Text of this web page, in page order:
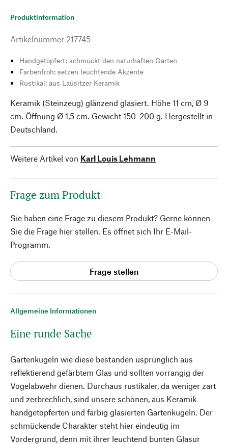
Allgemeine Informationen
Eine runde Sache
Gartenkugeln wie diese bestanden usprünglich aus
reflektierend gefärbtem Glas und sollten vorrangig der
Vogelabwehr dienen. Durchaus rustikaler, da weniger zart
und zerbrechlich, sind unsere schönen, aus Keramik
handgetöpferten und farbig glasierten Gartenkugeln. Der
schmückende Charakter steht hier eindeutig im
Vordergrund, denn mit ihrer leuchtend bunten Glasur
Produktinformation
Artikelnummer 217745
Handgetöpfert: schmückt den naturhaften Garten
Farbenfroh: setzen leuchtende Akzente
Rustikal: aus Lausitzer Keramik
Keramik (Steinzeug) glänzend glasiert. Höhe 11 cm, Ø 9
cm. Öffnung Ø 1,5 cm. Gewicht 150–200 g. Hergestellt in
Deutschland.
Weitere Artikel von Karl Louis Lehmann
Frage zum Produkt
Sie haben eine Frage zu diesem Produkt? Gerne können
Sie die Frage hier stellen. Es öffnet sich Ihr E-Mail-
Programm.
Frage stellen